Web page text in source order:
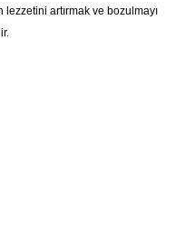
lezzetini artırmak ve bozulmayı